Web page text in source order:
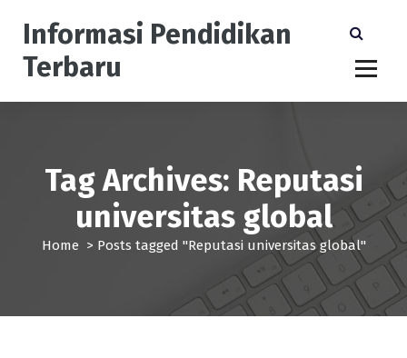
Informasi Pendidikan
Terbaru
Tag Archives: Reputasi
universitas global
Home > Posts tagged "Reputasi universitas global"